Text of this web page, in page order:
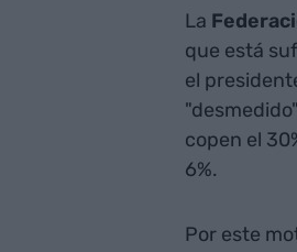
La
que está
el
copen el
6%.
Por este